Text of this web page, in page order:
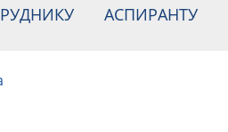
АСПИРАНТУ